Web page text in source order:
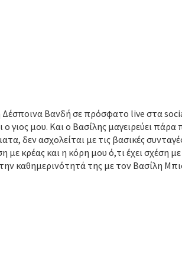
Βανδή σε πρόσφατο live στα
ο γιος μου. Και ο Βασίλης μαγειρεύει
δεν ασχολείται με τις βασικές
με κρέας και η κόρη μου ό,τι έχει σχέση
καθημερινότητά της με τον Βασίλη